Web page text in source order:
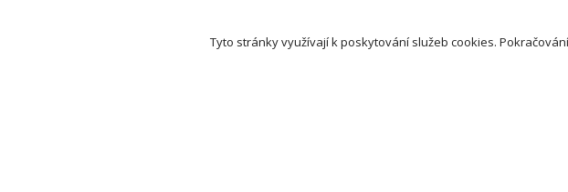
Tyto stránky využívají k poskytování služeb cookies.